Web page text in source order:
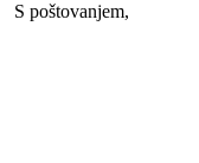
S poštovanjem,